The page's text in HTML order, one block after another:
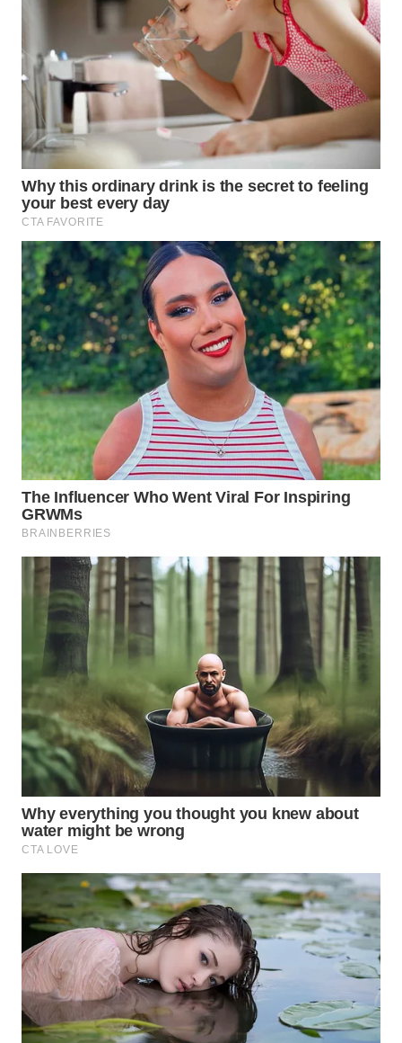
TAPANULI
SELATAN
WN
TANJUNG
LESUNG
WN
KARO
WN
SIMALUNGUN
LABUHANBATU
WN
TAPANULI
TENGAH
WN DELI
SERDANG
TEBING
TINGGI
WN
PAKPAK
WN
KARAWANG
WN
BEKASI
WN
BOGOR
WN
DEPOK
WN
TAPANULI
UTARA